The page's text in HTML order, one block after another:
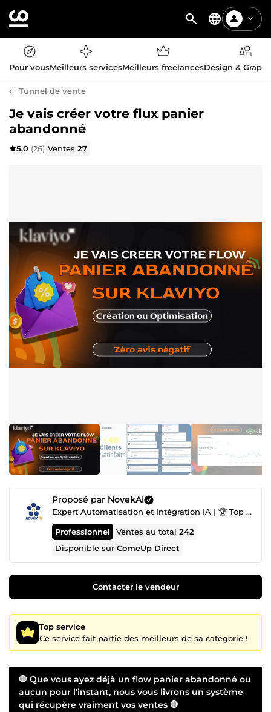
Pour vousMeilleurs servicesMeilleurs freelancesDesign &
Tunnel de vente
Je vais créer votre flux panier
abandonné
5,0 (26) Ventes27
Proposé par NovekAI
Expert Automatisation et Intégration IA | 🏆 Top Agence IA nº1
Professionnel Ventes au total242
Disponible surComeUp Direct
Contacter le vendeur
Top service
Ce service fait partie des meilleurs de sa catégorie !
🛑 Que vous ayez déjà un flow panier abandonné ou
aucun pour l'instant, nous vous livrons un système
qui récupère vraiment vos ventes 🛑